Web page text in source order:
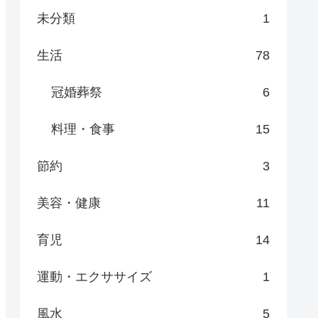
未分類 1
生活 78
冠婚葬祭 6
料理・食事 15
節約 3
美容・健康 11
育児 14
運動・エクササイズ 1
風水 5